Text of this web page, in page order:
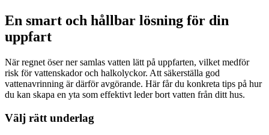
En smart och hållbar lösning för din
uppfart
När regnet öser ner samlas vatten lätt på uppfarten, vilket medför
risk för vattenskador och halkolyckor. Att säkerställa god
vattenavrinning är därför avgörande. Här får du konkreta tips på hur
du kan skapa en yta som effektivt leder bort vatten från ditt hus.
Välj rätt underlag